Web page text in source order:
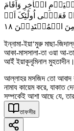
الۡاٰخِرِ وَاَقَامَ
فَعَسٰۤی اُولٰٓئِکَ اَنۡ
مِنَ الۡمُہۡتَدِیۡنَ ١٨
ইন্নামা-ইয়া‘মুরু মাছা-
আকা-মাসসালা-তা ওয়া আ-
আইঁ ইয়াকূনূমিনাল মুহতাদীন।
আল্লাহর মসজিদ তো আবাদ
নামায কায়েম করে,
সম্পর্কেই আশা আছে যে,
তাফসীর